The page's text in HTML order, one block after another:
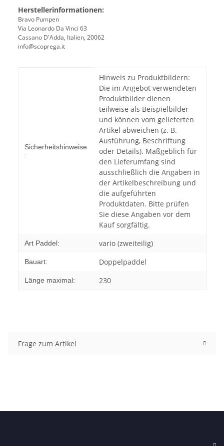
Herstellerinformationen:
Bravo Pumpen
Via Leonardo Da Vinci 63
Cassano D'Adda, Italien, 20062
info@scoprega.it
Sicherheitshinweise
:
Hinweis zu Produktbildern:
Die im Angebot verwendeten
Produktbilder dienen
teilweise als Beispielbilder
und können vom gelieferten
Artikel abweichen (z. B.
Ausführung, Beschriftung
oder Details). Maßgeblich für
den Lieferumfang sind
ausschließlich die Angaben in
der Artikelbeschreibung und
die aufgeführten
Produktdaten. Bitte prüfen
Sie diese Angaben vor dem
Kauf sorgfältig.
Art Paddel: vario (zweiteilig)
Bauart: Doppelpaddel
Länge maximal: 230
Frage zum Artikel